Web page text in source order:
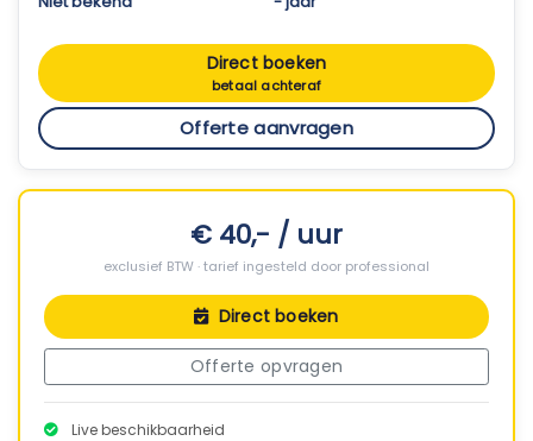
Direct boeken
betaal achteraf
Offerte aanvragen
€ 40,- / uur
exclusief BTW · tarief ingesteld door professional
Direct boeken
Offerte opvragen
Live beschikbaarheid